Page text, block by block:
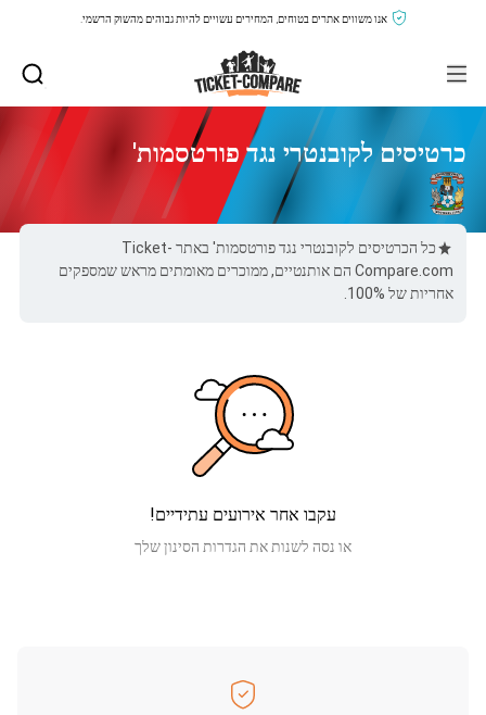
אנו משווים אתרים בטוחים, המחירים עשויים להיות גבוהים מהשוק הרשמי.
כרטיסים לקובנטרי נגד פורטסמות'
כל הכרטיסים לקובנטרי נגד פורטסמות' באתר Ticket-
Compare.com הם אותנטיים, ממוכרים מאומתים מראש שמספקים
אחריות של 100%.
עקבו אחר אירועים עתידיים!
או נסה לשנות את הגדרות הסינון שלך